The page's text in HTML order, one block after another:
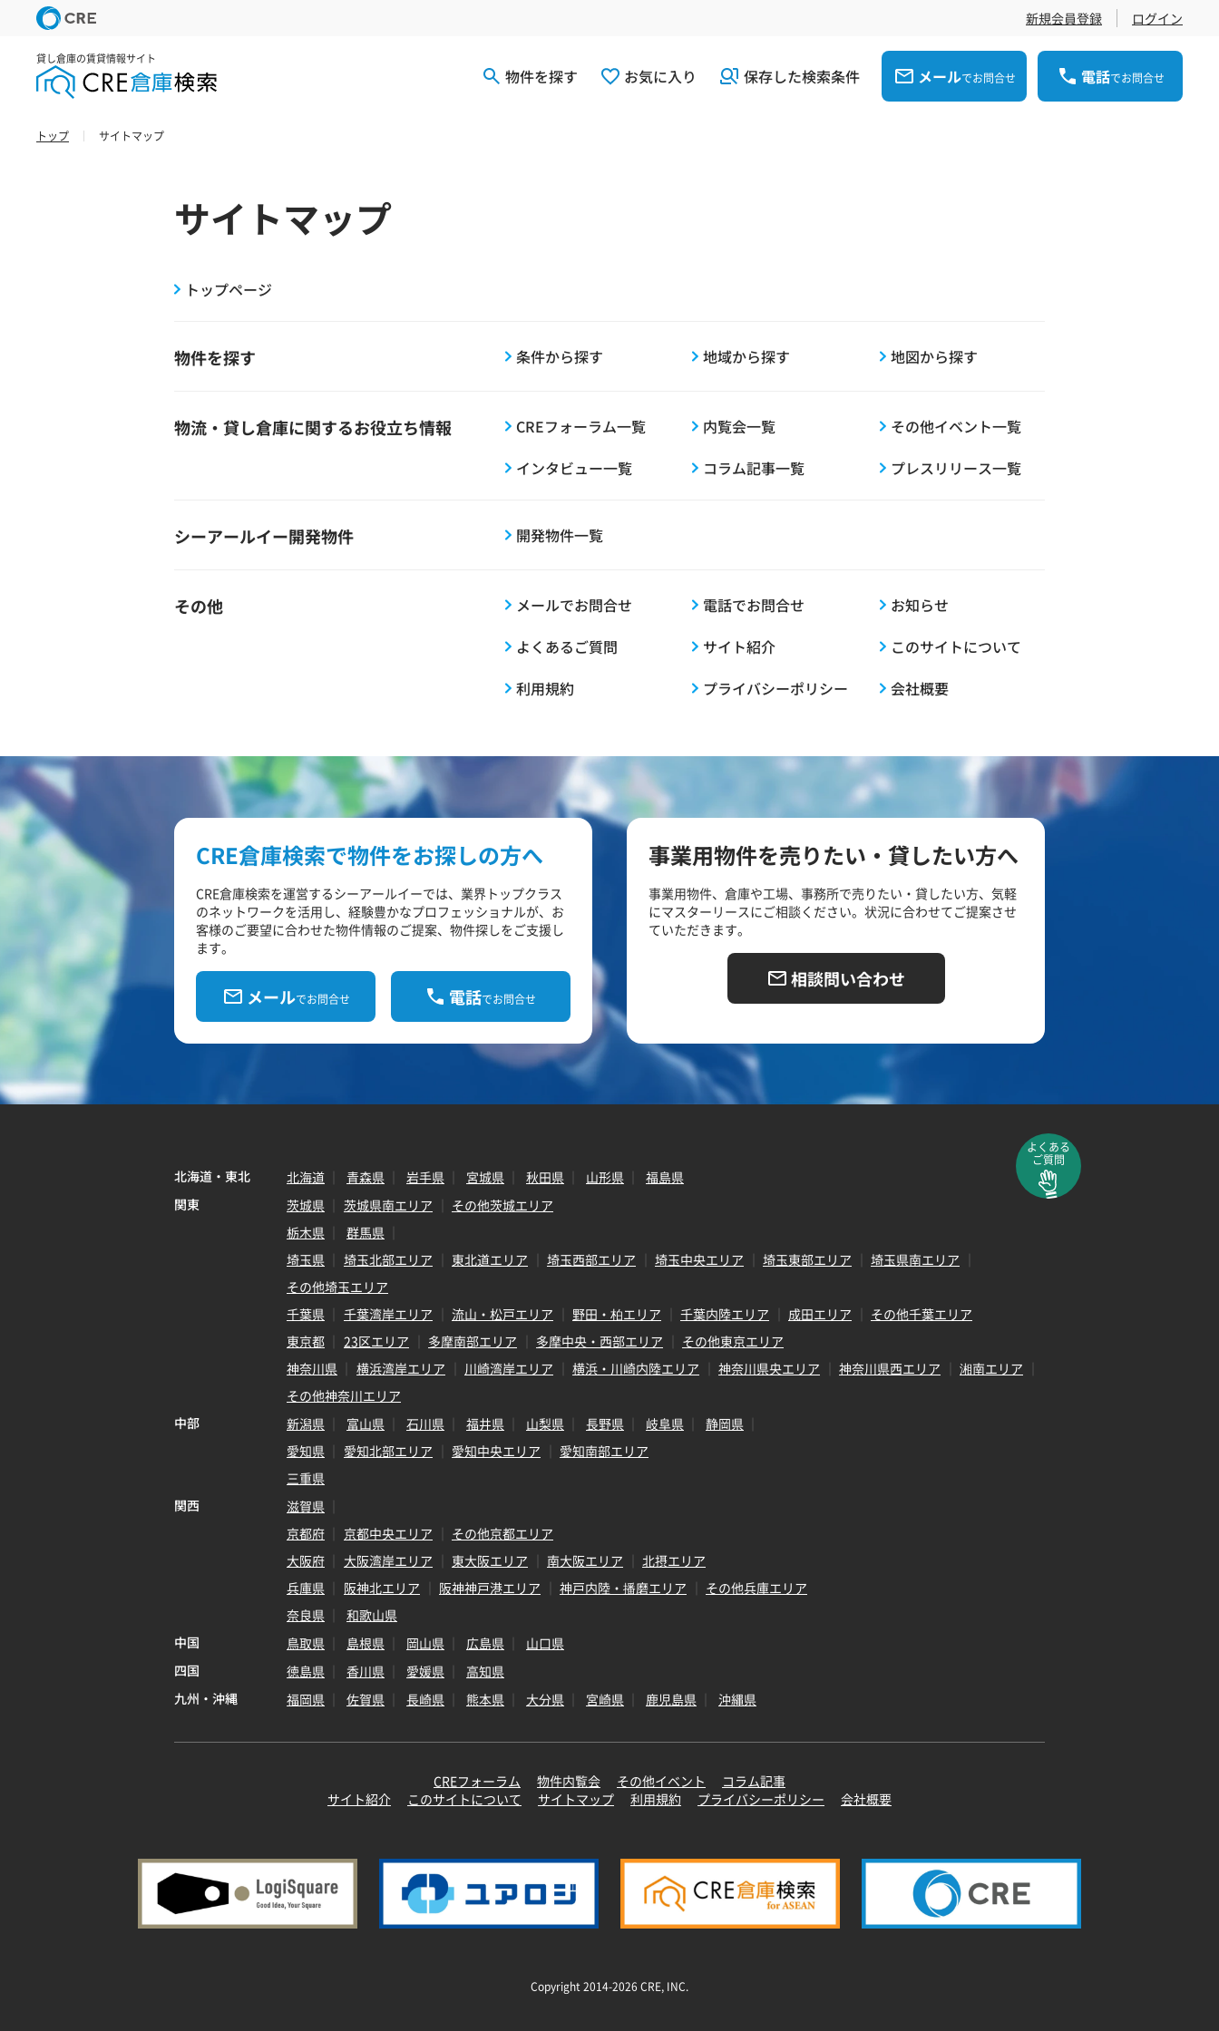
新規会員登録 ログイン
貸し倉庫の賃貸情報サイト
物件を探す お気に入り 保存した検索条件 メールでお問合せ 電話でお問合せ
トップ サイトマップ
サイトマップ
トップページ
物件を探す 条件から探す 地域から探す 地図から探す
物流・貸し倉庫に関するお役立ち情報 CREフォーラム一覧 内覧会一覧
その他イベント一覧
インタビュー一覧
コラム記事一覧 プレスリリース一覧
シーアールイー開発物件 開発物件一覧
その他 メールでお問合せ 電話でお問合せ
お知らせ
よくあるご質問
サイト紹介
このサイトについて
利用規約
プライバシーポリシー 会社概要
CRE倉庫検索で物件をお探しの方へ
CRE倉庫検索を運営するシーアールイーでは、業界トップクラス
のネットワークを活用し、経験豊かなプロフェッショナルが、お
客様のご要望に合わせた物件情報のご提案、物件探しをご支援し
ます。
メールでお問合せ 電話でお問合せ
事業用物件を売りたい・貸したい方へ
事業用物件、倉庫や工場、事務所で売りたい・貸したい方、気軽
にマスターリースにご相談ください。状況に合わせてご提案させ
ていただきます。
相談問い合わせ
よくある
ご質問
北海道・東北 北海道 青森県 岩手県 宮城県 秋田県 山形県
福島県
関東
茨城県 茨城県南エリア
その他茨城エリア
栃木県
群馬県
埼玉県
埼玉北部エリア 東北道エリア 埼玉西部エリア 埼玉中央エリア 埼玉東部エリア
埼玉県南エリア
その他埼玉エリア
千葉県
千葉湾岸エリア 流山・松戸エリア 野田・柏エリア 千葉内陸エリア 成田エリア
その他千葉エリア
東京都
23区エリア 多摩南部エリア 多摩中央・西部エリア
その他東京エリア
神奈川県
横浜湾岸エリア 川崎湾岸エリア 横浜・川崎内陸エリア 神奈川県央エリア 神奈川県西エリア
湘南エリア
その他神奈川エリア
中部
新潟県 富山県 石川県 福井県 山梨県 長野県 岐阜県
静岡県
愛知県
愛知北部エリア 愛知中央エリア
愛知南部エリア
三重県
関西
滋賀県
京都府
京都中央エリア
その他京都エリア
大阪府
大阪湾岸エリア 東大阪エリア 南大阪エリア
北摂エリア
兵庫県
阪神北エリア 阪神神戸港エリア 神戸内陸・播磨エリア
その他兵庫エリア
奈良県
和歌山県
中国
鳥取県 島根県 岡山県 広島県
山口県
四国
徳島県 香川県 愛媛県
高知県
九州・沖縄
福岡県 佐賀県 長崎県 熊本県 大分県 宮崎県 鹿児島県 沖縄県
CREフォーラム 物件内覧会 その他イベント
コラム記事
サイト紹介
このサイトについて サイトマップ 利用規約 プライバシーポリシー 会社概要
Copyright 2014-2026 CRE, INC.